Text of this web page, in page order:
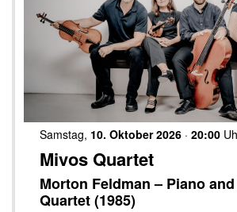
Samstag, 10. Oktober 2026 · 20:00
Mivos Quartet
Morton Feldman – Piano
Quartet (1985)